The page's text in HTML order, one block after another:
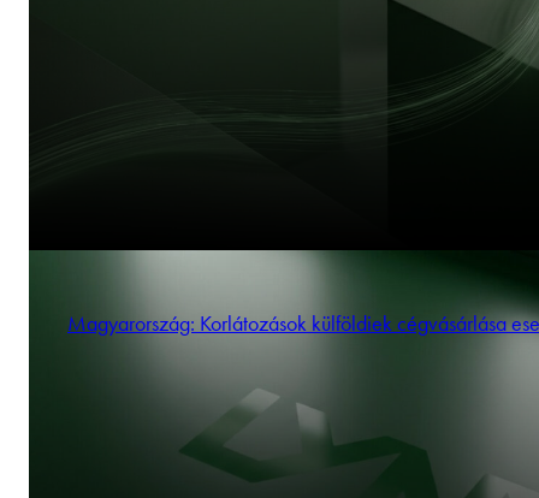
Magyarország: Korlátozások külföldiek cégvásárlása